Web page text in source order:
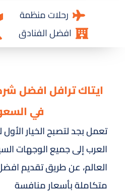
رحلات منظمة
افضل الفنادق
ايتاك ترافل افضل
في
تعمل بجد لتصبح الخيار الأول
العرب إلى جميع الوجهات
العالم، عن طريق تقديم افضل
متكاملة بأسعار منافسة